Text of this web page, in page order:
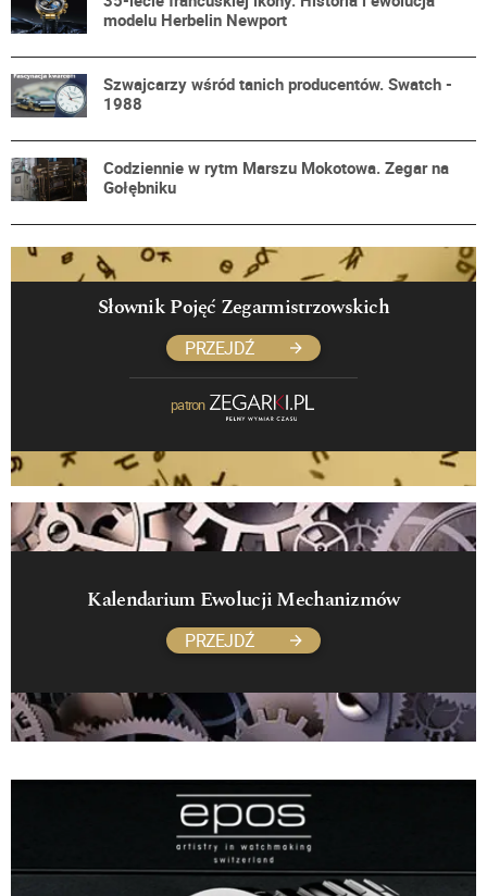
modelu Herbelin Newport
Szwajcarzy wśród tanich producentów. Swatch -
1988
Codziennie w rytm Marszu Mokotowa. Zegar na
Gołębniku
Słownik Pojęć Zegarmistrzowskich
PRZEJDŹ
patron
Kalendarium Ewolucji Mechanizmów
PRZEJDŹ